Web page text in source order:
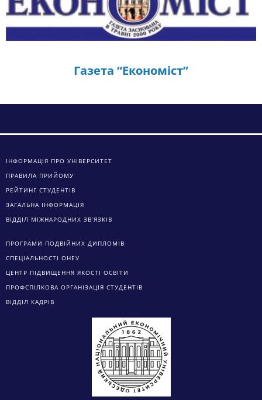
Газета “Економіст”
ІНФОРМАЦІЯ ПРО УНІВЕРСИТЕТ
ПРАВИЛА ПРИЙОМУ
РЕЙТИНГ СТУДЕНТІВ
ЗАГАЛЬНА ІНФОРМАЦІЯ
ВІДДІЛ МІЖНАРОДНИХ ЗВ’ЯЗКІВ
ПРОГРАМИ ПОДВІЙНИХ ДИПЛОМІВ
СПЕЦІАЛЬНОСТІ ОНЕУ
ЦЕНТР ПІДВИЩЕННЯ ЯКОСТІ ОСВІТИ
ПРОФСПІЛКОВА ОРГАНІЗАЦІЯ СТУДЕНТІВ
ВІДДІЛ КАДРІВ